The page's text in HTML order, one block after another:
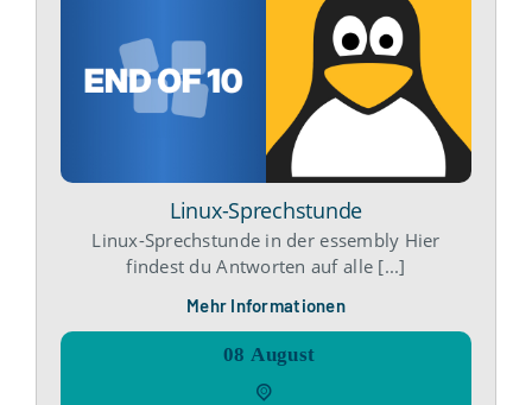
Linux-Sprechstunde
Linux-Sprechstunde in der essembly Hier
findest du Antworten auf alle [...]
Mehr Informationen
08 August